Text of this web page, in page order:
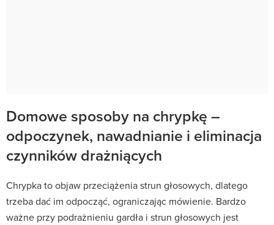
Domowe sposoby na chrypkę –
odpoczynek, nawadnianie i eliminacja
czynników drażniących
Chrypka to objaw przeciążenia strun głosowych, dlatego
trzeba dać im odpocząć, ograniczając mówienie. Bardzo
ważne przy podrażnieniu gardła i strun głosowych jest